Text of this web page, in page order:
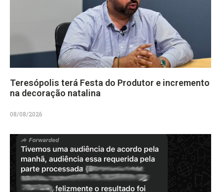
Teresópolis terá Festa do Produtor e incremento
na decoração natalina
08/08/2026